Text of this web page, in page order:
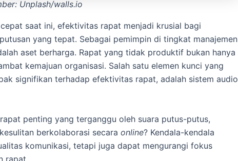
Unplash/walls.io
saat ini, efektivitas rapat menjadi krusial bagi
yang tepat. Sebagai pemimpin di tingkat manajemen
aset berharga. Rapat yang tidak produktif bukan hanya
kemajuan organisasi. Salah satu elemen kunci yang
signifikan terhadap efektivitas rapat, adalah sistem audio
penting yang terganggu oleh suara putus-putus,
berkolaborasi secara online? Kendala-kendala
komunikasi, tetapi juga dapat mengurangi fokus
rapat.